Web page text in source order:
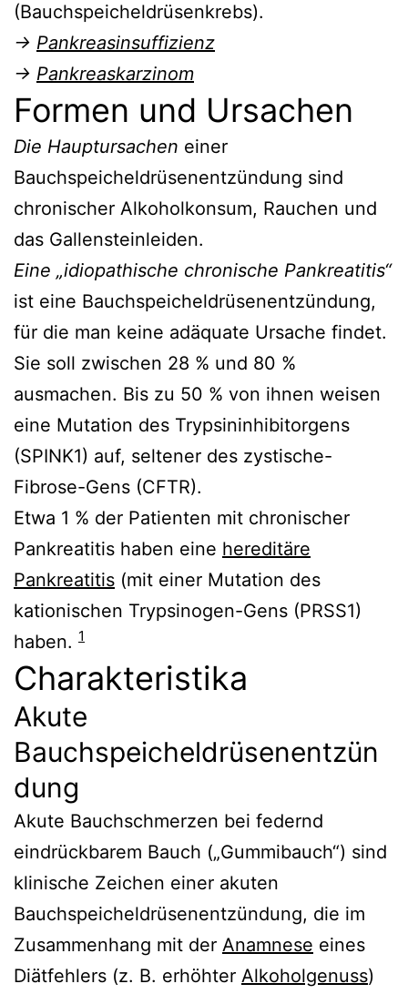
(Bauchspeicheldrüsenkrebs).
→ Pankreasinsuffizienz
→ Pankreaskarzinom
Formen und Ursachen
Die Hauptursachen einer
Bauchspeicheldrüsenentzündung sind
chronischer Alkoholkonsum, Rauchen und
das Gallensteinleiden.
Eine „idiopathische chronische Pankreatitis“
ist eine Bauchspeicheldrüsenentzündung,
für die man keine adäquate Ursache findet.
Sie soll zwischen 28 % und 80 %
ausmachen. Bis zu 50 % von ihnen weisen
eine Mutation des Trypsininhibitorgens
(SPINK1) auf, seltener des zystische-
Fibrose-Gens (CFTR).
Etwa 1 % der Patienten mit chronischer
Pankreatitis haben eine hereditäre
Pankreatitis (mit einer Mutation des
kationischen Trypsinogen-Gens (PRSS1)
haben. 1
Charakteristika
Akute
Bauchspeicheldrüsenentzün
dung
Akute Bauchschmerzen bei federnd
eindrückbarem Bauch („Gummibauch“) sind
klinische Zeichen einer akuten
Bauchspeicheldrüsenentzündung, die im
Zusammenhang mit der Anamnese eines
Diätfehlers (z. B. erhöhter Alkoholgenuss)